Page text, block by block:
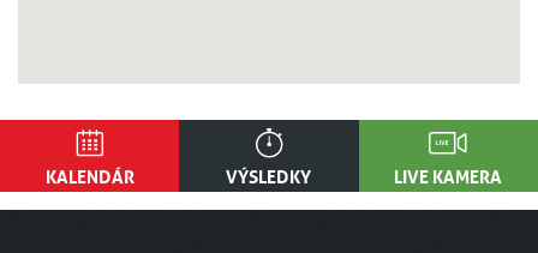
KALENDÁR VÝSLEDKY LIVE KAMERA